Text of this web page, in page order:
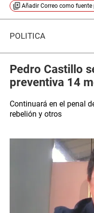
Añadir Correo como fuente
POLÍTICA
Pedro Castillo
preventiva 14
Continuará en el penal
rebelión y otros